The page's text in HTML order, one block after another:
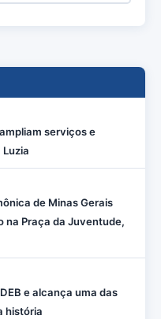
serviços e
de Minas Gerais
Praça da Juventude,
e alcança uma das
história